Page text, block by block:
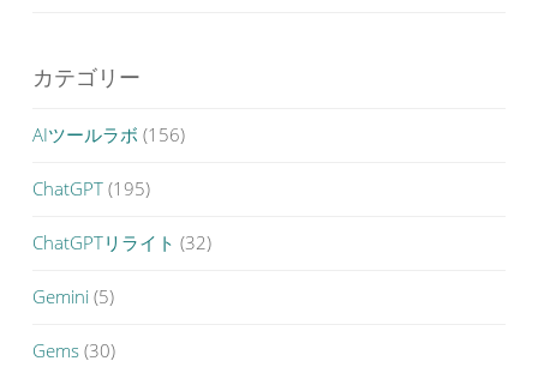
カテゴリー
AIツールラボ (156)
ChatGPT (195)
ChatGPTリライト (32)
Gemini (5)
Gems (30)